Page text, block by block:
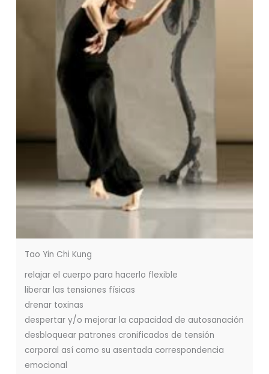
Tao Yin Chi Kung
relajar el cuerpo para hacerlo flexible
liberar las tensiones físicas
drenar toxinas
despertar y/o mejorar la capacidad de autosanación
desbloquear patrones cronificados de tensión
corporal así como su asentada correspondencia
emocional